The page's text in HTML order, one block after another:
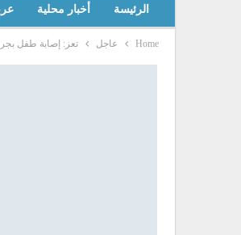
الرئيسة أخبار محلية
Home عاجل تعز: إصابة طفل